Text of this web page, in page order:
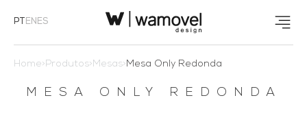
PT EN ES
Home>Produtos>Mesas>Mesa Only Redonda
MESA ONLY REDONDA